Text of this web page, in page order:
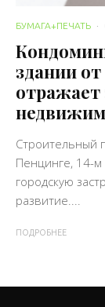
БУМАГА+ПЕЧАТЬ ·
здании
отражает
Строительный
Пенцинге, 14-м
городскую
развитие....
ПОДРОБНЕЕ